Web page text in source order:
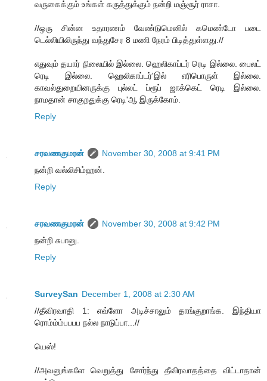
வருகைக்கும் உங்கள் கருத்துக்கும் நன்றி மஞ்சூர் ராசா.
//ஒரு சின்ன உதாரணம் வேண்டுமெனில் கமெண்டோ படை
டெல்லியிலிருந்து வந்துசேர 8 மணி நேரம் பிடித்துள்ளது.//
எதுவும் தயார் நிலையில் இல்லை. ஹெலிகாப்டர் ரெடி இல்லை. பைலட்
ரெடி இல்லை. ஹெலிகாப்டர்'இல் எரிபொருள் இல்லை.
காவல்துறையினருக்கு புல்லட் ப்ரூப் ஜாக்கெட் ரெடி இல்லை.
நாமதான் சாகுறதுக்கு ரெடி'ஆ இருக்கோம்.
Reply
சரவணகுமரன்
November 30, 2008 at 9:41 PM
நன்றி வல்லிசிம்ஹன்.
Reply
சரவணகுமரன்
November 30, 2008 at 9:42 PM
நன்றி சுபானு.
Reply
SurveySan December 1, 2008 at 2:30 AM
//தீவிரவாதி 1: எவ்ளோ அடிச்சாலும் தாங்குறாங்க. இந்தியா
ரொம்ம்ம்பபபப நல்ல நாடுப்பா...//
யெஸ்!
//அவனுங்களே வெறுத்து சோர்ந்து தீவிரவாதத்தை விட்டாதான்